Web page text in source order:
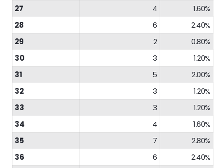
27
4
1.60%
28
6
2.40%
29
2
0.80%
30
3
1.20%
31
5
2.00%
32
3
1.20%
33
3
1.20%
34
4
1.60%
35
7
2.80%
36
6
2.40%